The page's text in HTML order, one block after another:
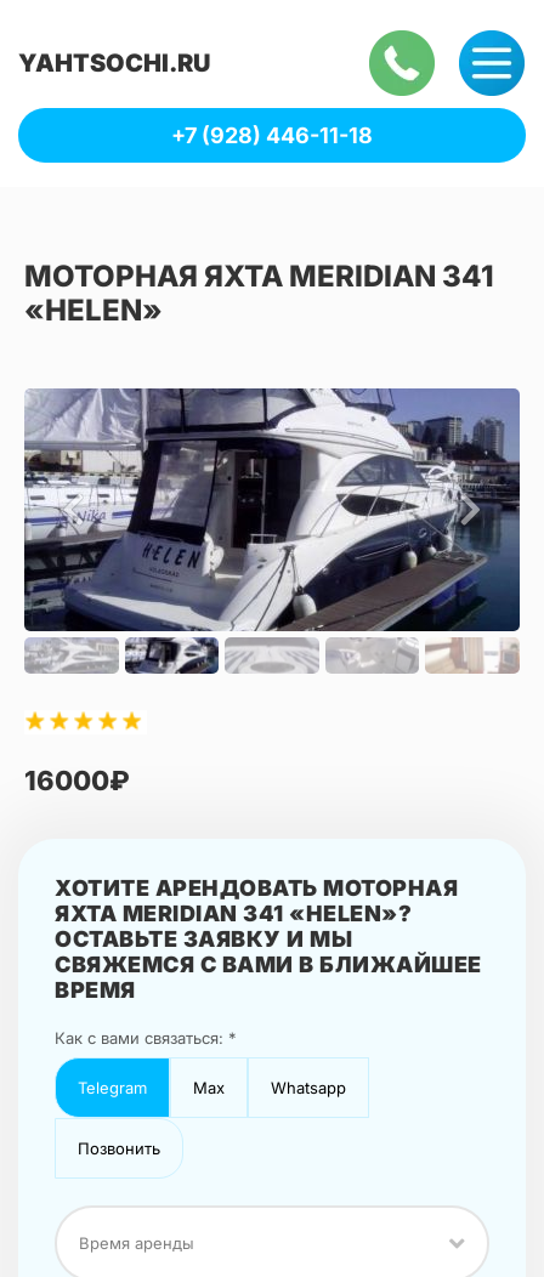
YAHTSOCHI.RU
+7 (928) 446-11-18
МОТОРНАЯ ЯХТА MERIDIAN 341
«HELEN»
16000₽
ХОТИТЕ АРЕНДОВАТЬ МОТОРНАЯ
ЯХТА MERIDIAN 341 «HELEN»?
ОСТАВЬТЕ ЗАЯВКУ И МЫ
СВЯЖЕМСЯ С ВАМИ В БЛИЖАЙШЕЕ
ВРЕМЯ
Как с вами связаться: *
Telegram Max Whatsapp
Позвонить
Время аренды